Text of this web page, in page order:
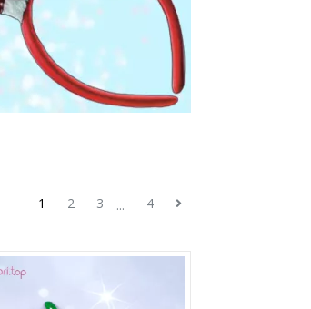
1 2 3 ... 4